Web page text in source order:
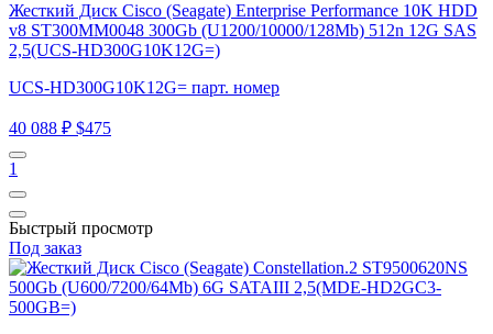
Жесткий Диск Cisco (Seagate) Enterprise Performance 10K HDD
v8 ST300MM0048 300Gb (U1200/10000/128Mb) 512n 12G SAS
2,5(UCS-HD300G10K12G=)
UCS-HD300G10K12G= парт. номер
40 088 ₽ $475
1
Быстрый просмотр
Под заказ